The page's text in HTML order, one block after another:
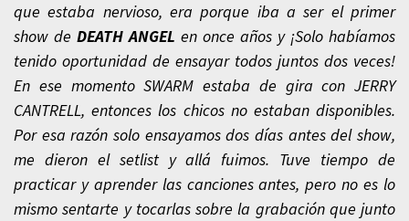
que estaba nervioso, era porque iba a ser el primer
show de DEATH ANGEL en once años y ¡Solo habíamos
tenido oportunidad de ensayar todos juntos dos veces!
En ese momento SWARM estaba de gira con JERRY
CANTRELL, entonces los chicos no estaban disponibles.
Por esa razón solo ensayamos dos días antes del show,
me dieron el setlist y allá fuimos. Tuve tiempo de
practicar y aprender las canciones antes, pero no es lo
mismo sentarte y tocarlas sobre la grabación que junto